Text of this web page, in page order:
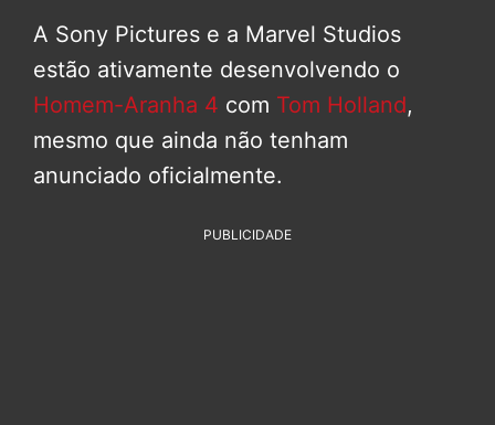
A Sony Pictures e a Marvel Studios
estão ativamente desenvolvendo o
Homem-Aranha 4 com Tom Holland,
mesmo que ainda não tenham
anunciado oficialmente.
PUBLICIDADE